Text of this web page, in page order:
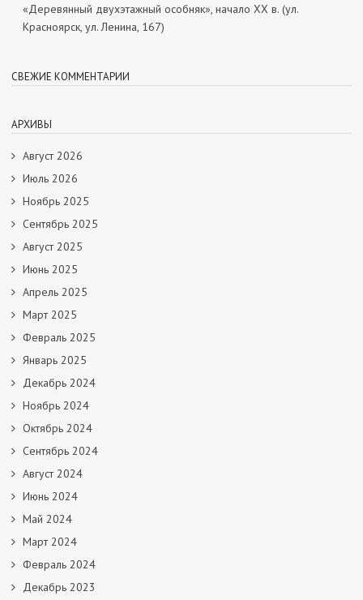
«Деревянный двухэтажный особняк», начало ХХ в. (ул.
Красноярск, ул. Ленина, 167)
СВЕЖИЕ КОММЕНТАРИИ
АРХИВЫ
Август 2026
Июль 2026
Ноябрь 2025
Сентябрь 2025
Август 2025
Июнь 2025
Апрель 2025
Март 2025
Февраль 2025
Январь 2025
Декабрь 2024
Ноябрь 2024
Октябрь 2024
Сентябрь 2024
Август 2024
Июнь 2024
Май 2024
Март 2024
Февраль 2024
Декабрь 2023